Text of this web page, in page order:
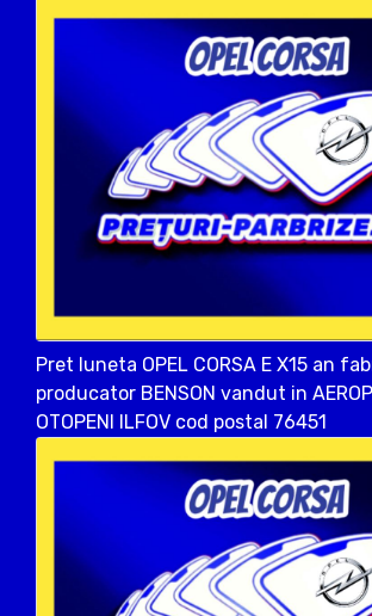
Pret luneta OPEL CORSA E X15 an
producator BENSON vandut in
OTOPENI ILFOV cod postal 76451